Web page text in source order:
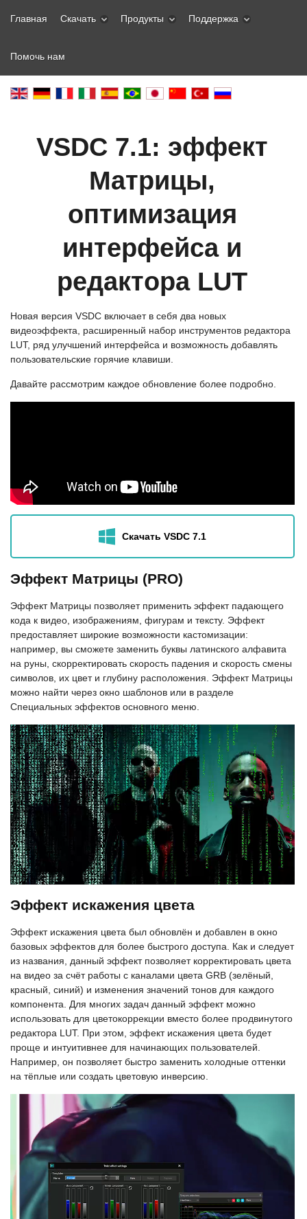
Главная Скачать Продукты Поддержка
Помочь нам
VSDC 7.1: эффект
Матрицы,
оптимизация
интерфейса и
редактора LUT
Новая версия VSDC включает в себя два новых
видеоэффекта, расширенный набор инструментов редактора
LUT, ряд улучшений интерфейса и возможность добавлять
пользовательские горячие клавиши.
Давайте рассмотрим каждое обновление более подробно.
Скачать VSDC 7.1
Эффект Матрицы (PRO)
Эффект Матрицы позволяет применить эффект падающего
кода к видео, изображениям, фигурам и тексту. Эффект
предоставляет широкие возможности кастомизации:
например, вы сможете заменить буквы латинского алфавита
на руны, скорректировать скорость падения и скорость смены
символов, их цвет и глубину расположения. Эффект Матрицы
можно найти через окно шаблонов или в разделе
Специальных эффектов основного меню.
Эффект искажения цвета
Эффект искажения цвета был обновлён и добавлен в окно
базовых эффектов для более быстрого доступа. Как и следует
из названия, данный эффект позволяет корректировать цвета
на видео за счёт работы с каналами цвета GRB (зелёный,
красный, синий) и изменения значений тонов для каждого
компонента. Для многих задач данный эффект можно
использовать для цветокоррекции вместо более продвинутого
редактора LUT. При этом, эффект искажения цвета будет
проще и интуитивнее для начинающих пользователей.
Например, он позволяет быстро заменить холодные оттенки
на тёплые или создать цветовую инверсию.